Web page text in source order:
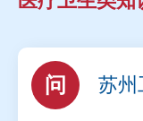
问 苏州